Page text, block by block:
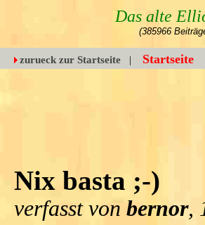
Das alte
(385966
zurueck zur Startseite | Startseite
Nix basta ;-)
verfasst von bernor,